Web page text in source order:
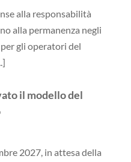
alla responsabilità
alla permanenza negli
gli operatori del
il modello del
2027, in attesa della